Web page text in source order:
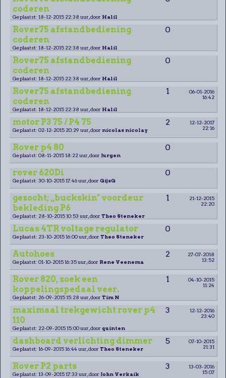
coderen
Geplaatst: 18-12-2015 22:38 uur, door Halil
Rover75 afstandbediening
coderen
0
Geplaatst: 18-12-2015 22:38 uur, door Halil
Rover75 afstandbediening
coderen
0
Geplaatst: 18-12-2015 22:38 uur, door Halil
Rover75 afstandbediening
coderen
1
06-01-2016
16:42
Geplaatst: 18-12-2015 22:38 uur, door Halil
motor P3 75 / P4 75 2
12-12-2017
22:16
Geplaatst: 02-12-2015 20:29 uur, door nicolas nicolay
Rover p4 80 0
Geplaatst: 08-11-2015 18:22 uur, door Jurgen
rover 620Di 0
Geplaatst: 30-10-2015 17:46 uur, door GijsG
gezocht; ,,buckskin" voordeur
bekleding P6
1
21-12-2015
22:20
Geplaatst: 28-10-2015 10:53 uur, door Theo Steneker
Lucas 4TR voltage regulator 0
Geplaatst: 23-10-2015 16:00 uur, door Theo Steneker
Autohoes 2
27-07-2018
13:52
Geplaatst: 01-10-2015 16:35 uur, door Rene Veenema
Rover 820, zoek een
koppelingspedaal veer.
1
04-10-2015
11:24
Geplaatst: 26-09-2015 15:28 uur, door Tim N
maximaal trekgewicht rover p4
110
3
12-12-2016
23:40
Geplaatst: 22-09-2015 15:00 uur, door quinten
dashboard verlichting dimmer 5
07-10-2015
21:31
Geplaatst: 16-09-2015 16:44 uur, door Theo Steneker
Rover P2 parts 3
13-03-2016
15:07
Geplaatst: 13-09-2015 17:33 uur, door John Verkaik